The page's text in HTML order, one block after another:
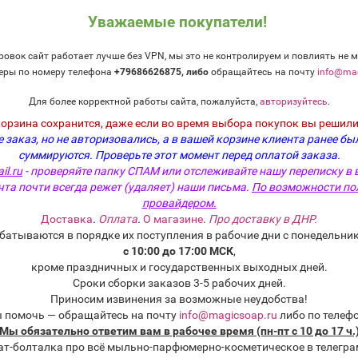
Уважаемые покупатели!
сайт работает лучше без VPN, мы это не контролируем и повлиять не
по номеру телефона +79686626875, либо обращайтесь на почту
Для более корректной работы сайта, пожалуйста, авторизуйтесь.
сохранится, даже если во время выбора покупок вы
но не авторизовались, а в вашей корзине клиента ранее
суммируются. Проверьте этот момент перед оплатой заказа.
- проверяйте папку СПАМ или отслеживайте нашу переписку в
почти всегда режет (удаляет) наши письма. По возможности
провайдером.
Доставка. Оплата. О магазине. Про доставку в ДНР.
в порядке их поступления в рабочие дни с
с 10:00 до 17:00 МСК,
кроме праздничных и государственных выходных дней.
Сроки сборки заказов 3-5 рабочих дней.
Приносим извинения за возможные неудобства!
помочь — обращайтесь на почту info@magicsoap.ru либо по
Мы обязательно ответим вам в рабочее время (пн-пт с 10 до 17
болталка про всё мыльно-парфюмерно-косметическое в
и ландыш" - отдушка для
косметики
Россия
O-503-RU
+363 руб.
руб. 10 г +119 руб.
+75 руб.
"Груши в шампанском" -
Champagne Pear NG
Производитель: Nature's
США
Модель:
Фасовка:
100 г 1 346 руб. 50 г
25 г 415 руб. 10 г 204 руб.
5 мл (пробник) 163 руб.